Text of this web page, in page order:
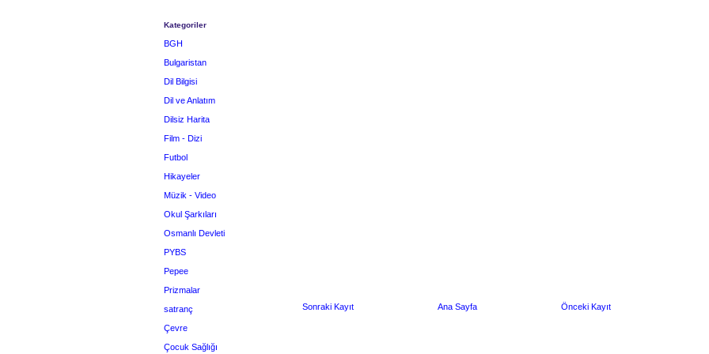
Sonraki Kayıt Önceki Kayıt
Ana Sayfa
Kategoriler
BGH
Bulgaristan
Dil Bilgisi
Dil ve Anlatım
Dilsiz Harita
Film - Dizi
Futbol
Hikayeler
Müzik - Video
Okul Şarkıları
Osmanlı Devleti
PYBS
Pepee
Prizmalar
satranç
Çevre
Çocuk Sağlığı